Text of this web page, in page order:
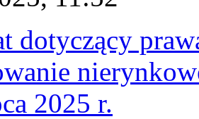
dotyczący
2025 r.